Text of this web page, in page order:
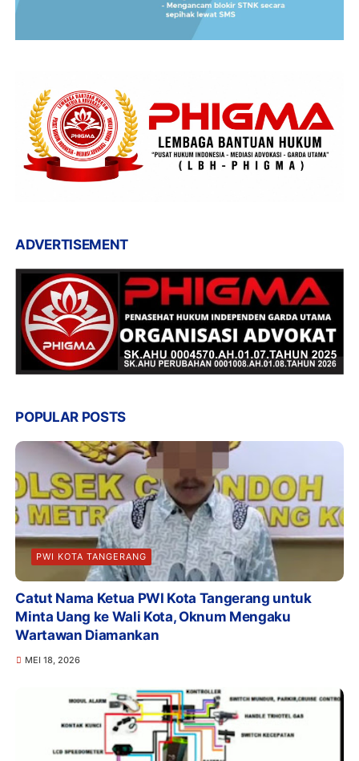
ADVERTISEMENT
POPULAR POSTS
PWI KOTA TANGERANG
Catut Nama Ketua PWI Kota Tangerang untuk
Minta Uang ke Wali Kota, Oknum Mengaku
Wartawan Diamankan
MEI 18, 2026